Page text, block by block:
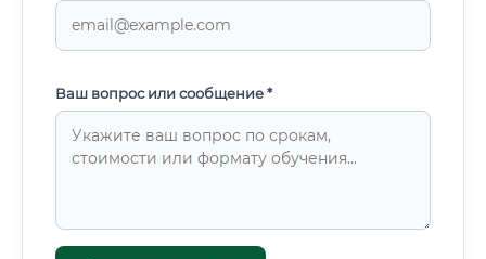
Ваш вопрос или сообщение *